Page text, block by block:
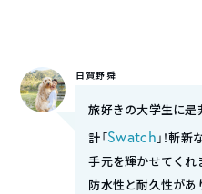
日賀野 舜
旅好きの大学生に是
計「Swatch 」！斬
手元を輝かせてくれ
防水性と耐久性があ